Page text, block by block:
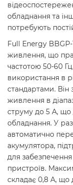
обладнання та
потребують
Full Energy
живлення, що
частотою 50-60
використання в
стандартами. Він
живлення в
струму до 5 А, що
обладнання. У
автоматично
акумулятора,
для
пристроїв.
складає 0,8 А, що